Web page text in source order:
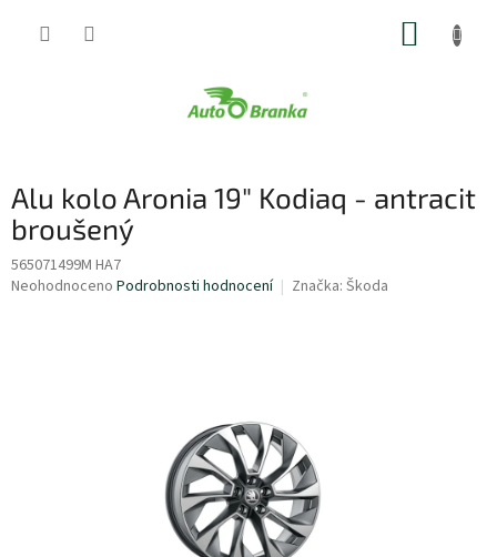
Alu kolo Aronia 19" Kodiaq - antracit
broušený
565071499M HA7
Průměrné
Neohodnoceno Podrobnosti hodnocení Značka: Škoda